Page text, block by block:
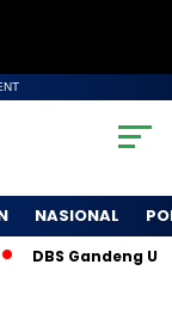
NASIONAL
DBS Gandeng